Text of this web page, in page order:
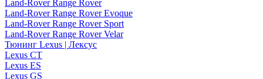
Land-Rover Range Rover
Land-Rover Range Rover Evoque
Land-Rover Range Rover Sport
Land-Rover Range Rover Velar
Тюнинг Lexus | Лексус
Lexus CT
Lexus ES
Lexus GS